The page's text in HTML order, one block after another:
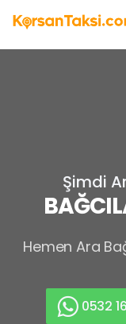
Şimdi
Hemen Ara
0532